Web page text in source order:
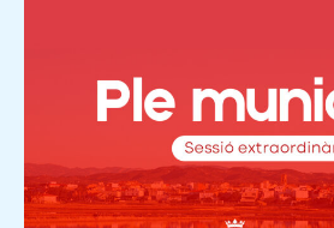
CRÒNICA
SORTEIG
PÚBLIC